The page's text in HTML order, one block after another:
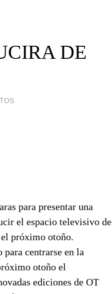
DE
para presentar una
el espacio televisivo de
próximo otoño.
centrarse en la
otoño el
ediciones de OT